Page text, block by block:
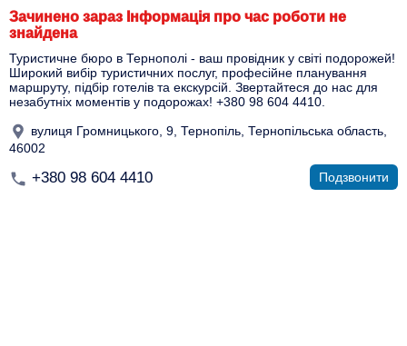
Зачинено зараз Інформація про час роботи не
знайдена
Туристичне бюро в Тернополі - ваш провідник у світі подорожей!
Широкий вибір туристичних послуг, професійне планування
маршруту, підбір готелів та екскурсій. Звертайтеся до нас для
незабутніх моментів у подорожах! +380 98 604 4410.
вулиця Громницького, 9, Тернопіль, Тернопільська область,
46002
+380 98 604 4410 Подзвонити